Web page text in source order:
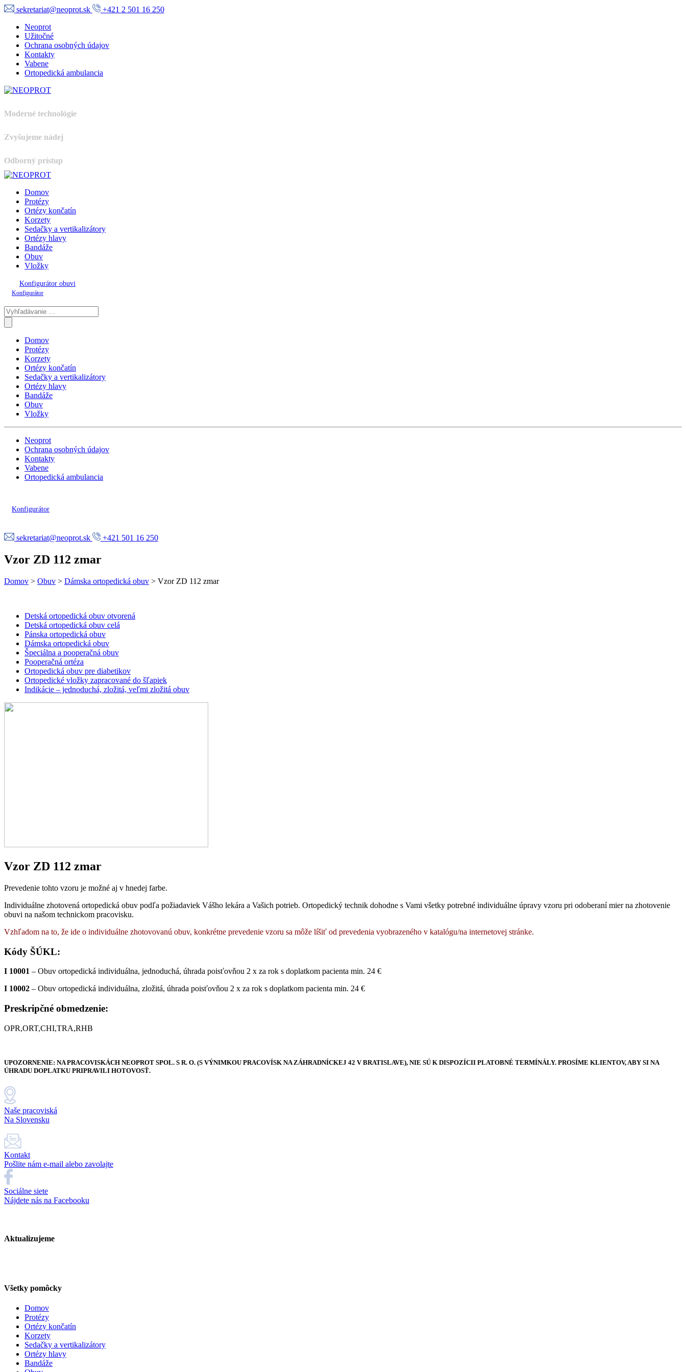
sekretariat@neoprot.sk
+421 2 501 16 250
Neoprot
Užitočné
Ochrana osobných údajov
Kontakty
Vabene
Ortopedická ambulancia
Moderné technológie
Zvyšujeme nádej
Odborný prístup
Domov
Protézy
Ortézy končatín
Korzety
Sedačky a vertikalizátory
Ortézy hlavy
Bandáže
Obuv
Vložky
Konfigurátor obuvi
Konfigurátor
Domov
Protézy
Korzety
Ortézy končatín
Sedačky a vertikalizátory
Ortézy hlavy
Bandáže
Obuv
Vložky
Neoprot
Ochrana osobných údajov
Kontakty
Vabene
Ortopedická ambulancia
Konfigurátor
sekretariat@neoprot.sk +421 501 16 250
Vzor ZD 112 zmar
Domov > Obuv > Dámska ortopedická obuv > Vzor ZD 112 zmar
Detská ortopedická obuv otvorená
Detská ortopedická obuv celá
Pánska ortopedická obuv
Dámska ortopedická obuv
Špeciálna a pooperačná obuv
Pooperačná ortéza
Ortopedická obuv pre diabetikov
Ortopedické vložky zapracované do šľapiek
Indikácie – jednoduchá, zložitá, veľmi zložitá obuv
Vzor ZD 112 zmar
Prevedenie tohto vzoru je možné aj v hnedej farbe.
Individuálne zhotovená ortopedická obuv podľa požiadaviek Vášho lekára a Vašich potrieb. Ortopedický technik dohodne s Vami všetky potrebné individuálne úpravy vzoru pri odoberaní mier na zhotovenie
obuvi na našom technickom pracovisku.
Vzhľadom na to, že ide o individuálne zhotovovanú obuv, konkrétne prevedenie vzoru sa môže líšiť od prevedenia vyobrazeného v katalógu/na internetovej stránke.
Kódy ŠÚKL:
I 10001 – Obuv ortopedická individuálna, jednoduchá, úhrada poisťovňou 2 x za rok s doplatkom pacienta min. 24 €
I 10002 – Obuv ortopedická individuálna, zložitá, úhrada poisťovňou 2 x za rok s doplatkom pacienta min. 24 €
Preskripčné obmedzenie:
OPR,ORT,CHI,TRA,RHB
UPOZORNENIE: NA PRACOVISKÁCH NEOPROT SPOL. S R. O. (S VÝNIMKOU PRACOVÍSK NA ZÁHRADNÍCKEJ 42 V BRATISLAVE), NIE SÚ K DISPOZÍCII PLATOBNÉ TERMÍNÁLY. PROSÍME KLIENTOV, ABY SI NA
ÚHRADU DOPLATKU PRIPRAVILI HOTOVOSŤ.
Naše pracoviská
Na Slovensku
Kontakt
Pošlite nám e-mail alebo zavolajte
Sociálne siete
Nájdete nás na Facebooku
Aktualizujeme
Všetky pomôcky
Domov
Protézy
Ortézy končatín
Korzety
Sedačky a vertikalizátory
Ortézy hlavy
Bandáže